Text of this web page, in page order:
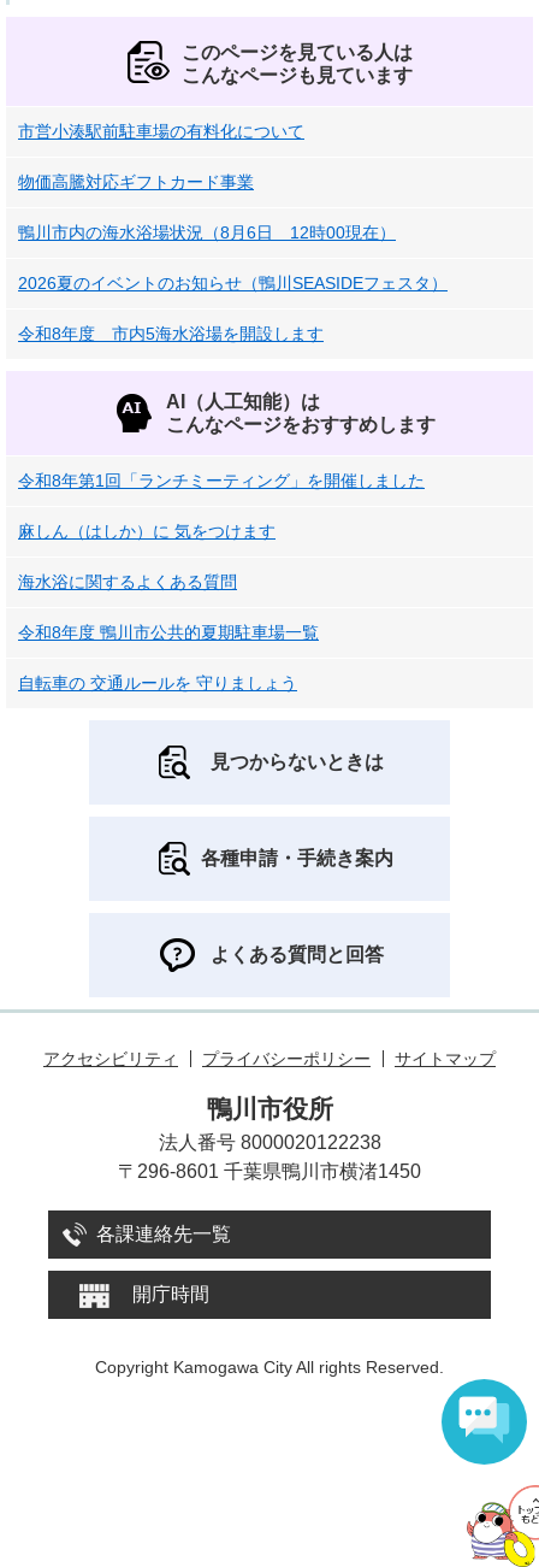
このページを見ている人は
こんなページも見ています
市営小湊駅前駐車場の有料化について
物価高騰対応ギフトカード事業
鴨川市内の海水浴場状況（8月6日 12時00現在）
2026夏のイベントのお知らせ（鴨川SEASIDEフェスタ）
令和8年度 市内5海水浴場を開設します
AI（人工知能）は
こんなページをおすすめします
令和8年第1回「ランチミーティング」を開催しました
麻しん（はしか）に 気をつけます
海水浴に関するよくある質問
令和8年度 鴨川市公共的夏期駐車場一覧
自転車の 交通ルールを 守りましょう
見つからないときは
各種申請・手続き案内
よくある質問と回答
アクセシビリティ プライバシーポリシー サイトマップ
鴨川市役所
法人番号 8000020122238
〒296-8601 千葉県鴨川市横渚1450
各課連絡先一覧
開庁時間
Copyright Kamogawa City All rights Reserved.